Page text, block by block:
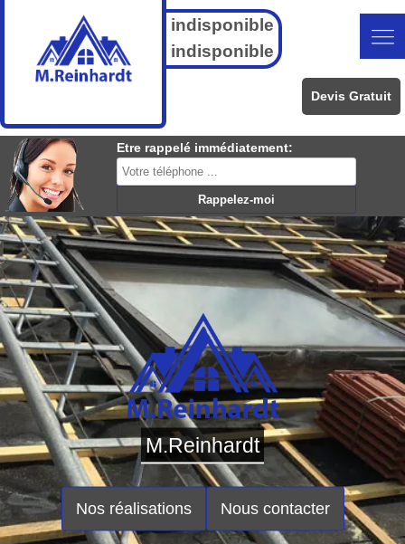
indisponible
indisponible
Devis Gratuit
Etre rappelé immédiatement:
M.Reinhardt
Nos réalisations Nous contacter